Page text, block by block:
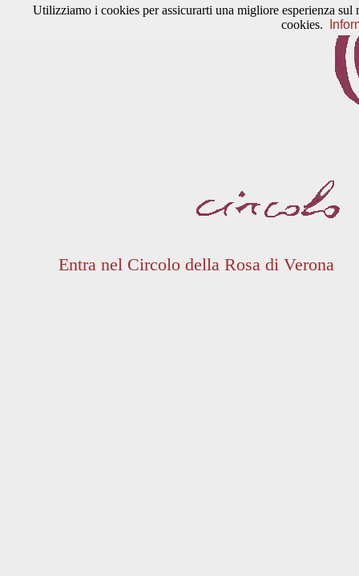
Entra nel Circolo della Rosa di Verona
Utilizziamo i cookies per assicurarti una migliore esperienza
cookies.